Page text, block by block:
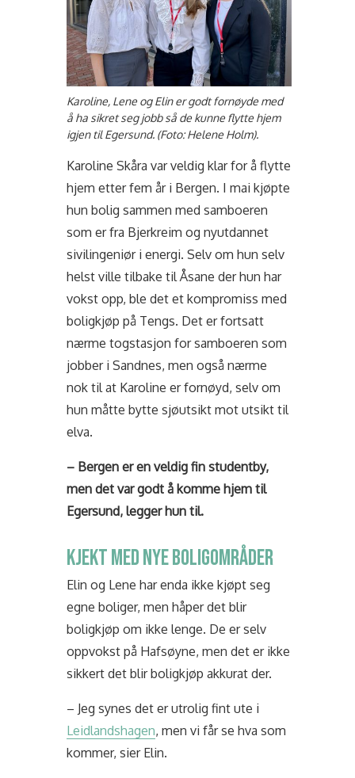
Karoline, Lene og Elin er godt fornøyde med
å ha sikret seg jobb så de kunne flytte hjem
igjen til Egersund. (Foto: Helene Holm).
Karoline Skåra var veldig klar for å flytte
hjem etter fem år i Bergen. I mai kjøpte
hun bolig sammen med samboeren
som er fra Bjerkreim og nyutdannet
sivilingeniør i energi. Selv om hun selv
helst ville tilbake til Åsane der hun har
vokst opp, ble det et kompromiss med
boligkjøp på Tengs. Det er fortsatt
nærme togstasjon for samboeren som
jobber i Sandnes, men også nærme
nok til at Karoline er fornøyd, selv om
hun måtte bytte sjøutsikt mot utsikt til
elva.
– Bergen er en veldig fin studentby,
men det var godt å komme hjem til
Egersund, legger hun til.
KJEKT MED NYE BOLIGOMRÅDER
Elin og Lene har enda ikke kjøpt seg
egne boliger, men håper det blir
boligkjøp om ikke lenge. De er selv
oppvokst på Hafsøyne, men det er ikke
sikkert det blir boligkjøp akkurat der.
– Jeg synes det er utrolig fint ute i
Leidlandshagen, men vi får se hva som
kommer, sier Elin.